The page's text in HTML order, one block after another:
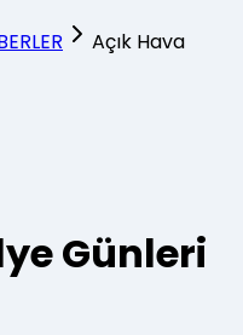
Açık Hava
Günleri